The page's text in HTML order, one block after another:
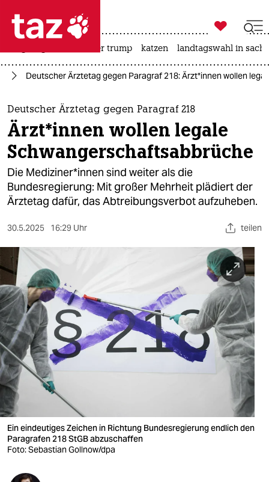
 taz zahl ich
taz zahl ich
themen
politik
öko
gesellschaft
sport
berlin
nord
wahrheit
verlag
verlag
veranstaltungen
shop
fragen & hilfe
unterstützen

taz zahl ich
usa unter trump katzen landtagswahl in
Deutscher Ärztetag gegen Paragraf 218: Ärz­t*in­nen wollen
Deutscher Ärztetag gegen Paragraf 218
Ärz­t*in­nen wollen legale
Schwangerschaftsabbrüche
Die Me­di­zi­ne­r*in­nen sind weiter als die
Bundesregierung: Mit großer Mehrheit plädiert der
Ärztetag dafür, das Abtreibungsverbot aufzuheben.
30.5.2025 16:29 Uhr teilen
Ein eindeutiges Zeichen in Richtung Bundesregierung endlich den
Paragrafen 218 StGB abzuschaffen
Foto: Sebastian Gollnow/dpa